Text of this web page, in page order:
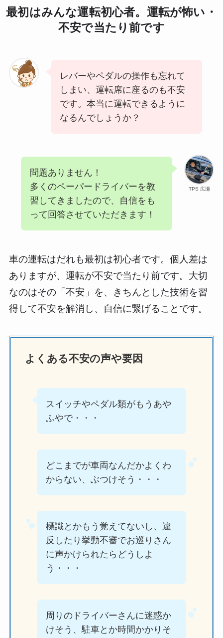
最初はみんな運転初心者。運転が怖い・
不安で当たり前です
レバーやペダルの操作も忘れて
しまい、運転席に座るのも不安
です。本当に運転できるように
なるんでしょうか？
TPS 広瀬
問題ありません！
多くのペーパードライバーを教
習してきましたので、自信をも
って回答させていただきます！
車の運転はだれも最初は初心者です。個人差は
ありますが、運転が不安で当たり前です。大切
なのはその「不安」を、きちんとした技術を習
得して不安を解消し、自信に繋げることです。
よくある不安の声や要因
スイッチやペダル類がもうあや
ふやで・・・
どこまでが車両なんだかよくわ
からない、ぶつけそう・・・
標識とかもう覚えてないし、違
反したり挙動不審でお巡りさん
に声かけられたらどうしよ
う・・・
周りのドライバーさんに迷惑か
けそう、駐車とか時間かかりそ